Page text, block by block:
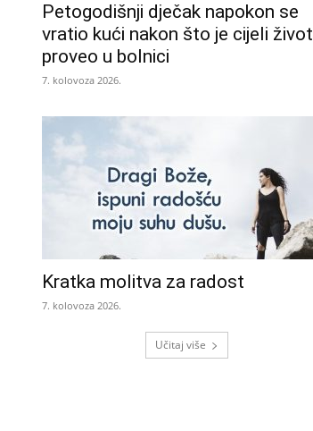
Petogodišnji dječak napokon se
vratio kući nakon što je cijeli život
proveo u bolnici
7. kolovoza 2026.
Kratka molitva za radost
7. kolovoza 2026.
Učitaj više